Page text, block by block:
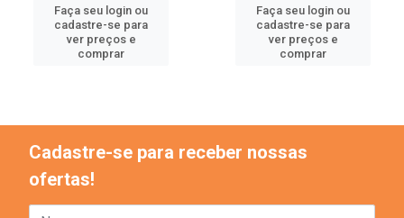
Faça seu login ou
cadastre-se para
ver preços e
comprar
Faça seu login ou
cadastre-se para
ver preços e
comprar
Cadastre-se para receber nossas
ofertas!